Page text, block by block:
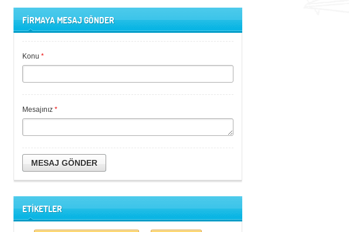
FİRMAYA MESAJ GÖNDER
Konu *
Mesajınız *
MESAJ GÖNDER
ETİKETLER